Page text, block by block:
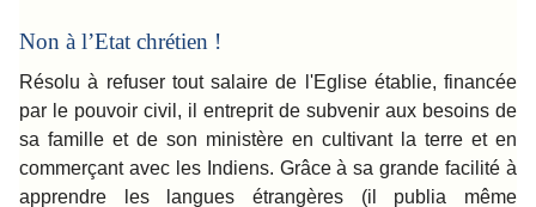
Non à l’Etat chrétien !
Résolu à refuser tout salaire de l'Eglise établie, financée
par le pouvoir civil, il entreprit de subvenir aux besoins de
sa famille et de son ministère en cultivant la terre et en
commerçant avec les Indiens. Grâce à sa grande facilité à
apprendre les langues étrangères (il publia même